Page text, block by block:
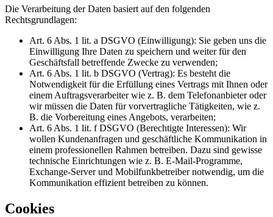
Die Verarbeitung der Daten basiert auf den folgenden
Rechtsgrundlagen:
Art. 6 Abs. 1 lit. a DSGVO (Einwilligung): Sie geben uns die
Einwilligung Ihre Daten zu speichern und weiter für den
Geschäftsfall betreffende Zwecke zu verwenden;
Art. 6 Abs. 1 lit. b DSGVO (Vertrag): Es besteht die
Notwendigkeit für die Erfüllung eines Vertrags mit Ihnen oder
einem Auftragsverarbeiter wie z. B. dem Telefonanbieter oder
wir müssen die Daten für vorvertragliche Tätigkeiten, wie z.
B. die Vorbereitung eines Angebots, verarbeiten;
Art. 6 Abs. 1 lit. f DSGVO (Berechtigte Interessen): Wir
wollen Kundenanfragen und geschäftliche Kommunikation in
einem professionellen Rahmen betreiben. Dazu sind gewisse
technische Einrichtungen wie z. B. E-Mail-Programme,
Exchange-Server und Mobilfunkbetreiber notwendig, um die
Kommunikation effizient betreiben zu können.
Cookies